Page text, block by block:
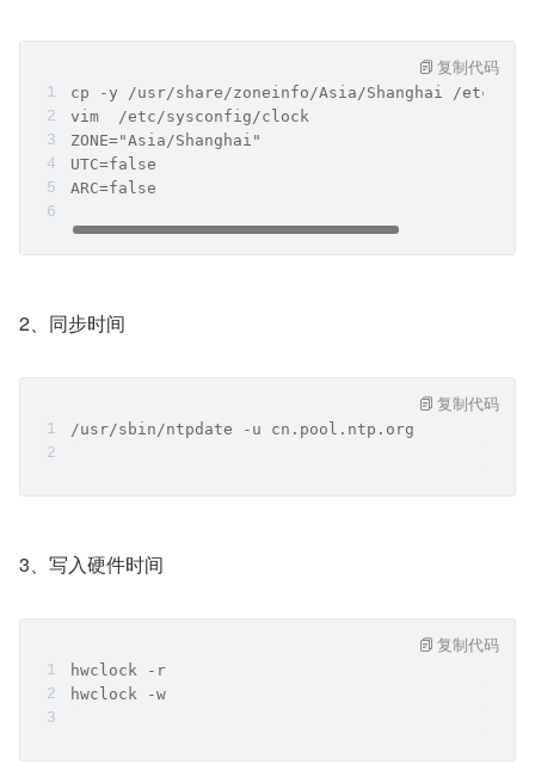
cp -y /usr/share/zoneinfo/Asia/Shanghai /etc/
vim  /etc/sysconfig/clock
ZONE="Asia/Shanghai"
UTC=false
ARC=false
复制代码
2、同步时间
/usr/sbin/ntpdate -u cn.pool.ntp.org
复制代码
3、写入硬件时间
hwclock -r
hwclock -w
复制代码